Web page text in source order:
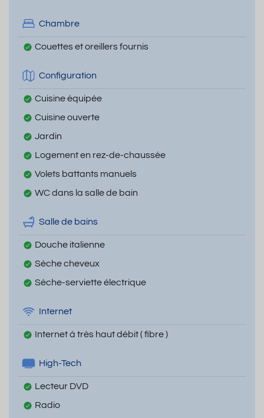
Chambre
Couettes et oreillers fournis
Configuration
Cuisine équipée
Cuisine ouverte
Jardin
Logement en rez-de-chaussée
Volets battants manuels
WC dans la salle de bain
Salle de bains
Douche italienne
Sèche cheveux
Sèche-serviette électrique
Internet
Internet à très haut débit ( fibre )
High-Tech
Lecteur DVD
Radio